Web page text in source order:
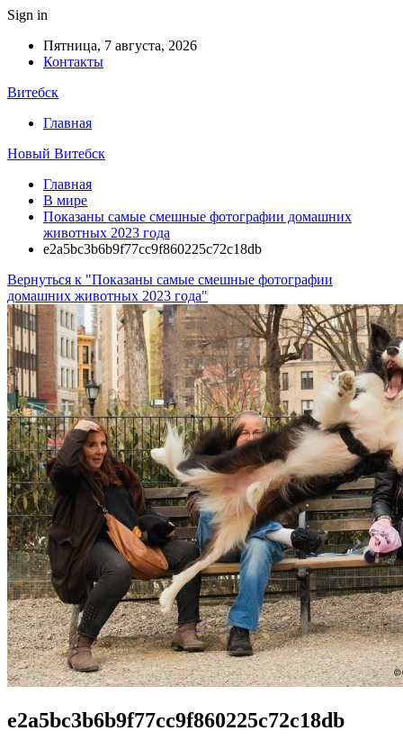
Sign in
Пятница, 7 августа, 2026
Контакты
Витебск
Главная
Новый Витебск
Главная
В мире
Показаны самые смешные фотографии домашних
животных 2023 года
e2a5bc3b6b9f77cc9f860225c72c18db
Вернуться к "Показаны самые смешные фотографии
домашних животных 2023 года"
e2a5bc3b6b9f77cc9f860225c72c18db